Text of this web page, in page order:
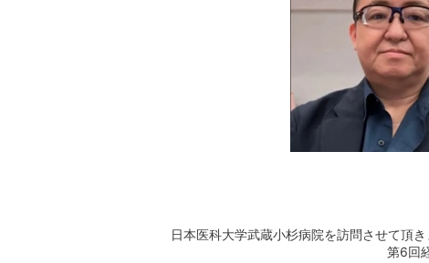
日本医科大学武蔵小杉病院を訪問させて頂き
第6回